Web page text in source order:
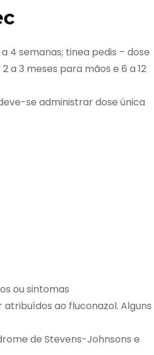
4 semanas; tinea pedis – dose
a 3 meses para mãos e 6 a 12
se administrar dose única
ou sintomas
ao fluconazol. Alguns
de Stevens-Johnsons e